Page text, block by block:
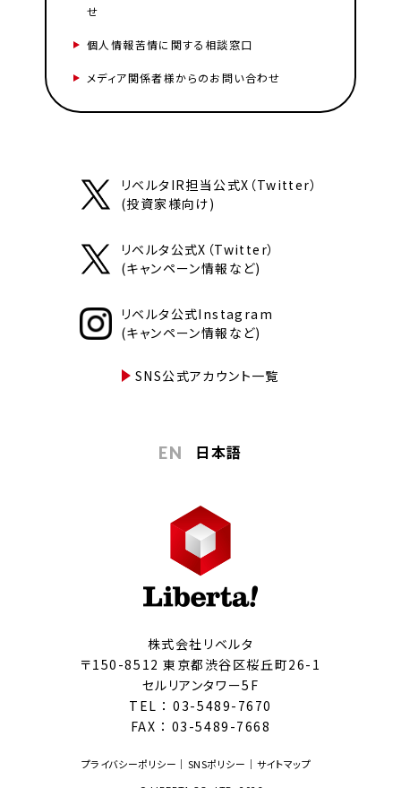
せ
個人情報苦情に関する相談窓口
メディア関係者様からのお問い合わせ
リベルタIR担当公式X（Twitter）
(投資家様向け)
リベルタ公式X（Twitter）
(キャンペーン情報など)
リベルタ公式Instagram
(キャンペーン情報など)
SNS公式アカウント一覧
EN 日本語
株式会社リベルタ
〒150-8512 東京都渋谷区桜丘町26-1
セルリアンタワー5F
TEL ：03-5489-7670
FAX ： 03-5489-7668
プライバシーポリシー SNSポリシー
サイトマップ